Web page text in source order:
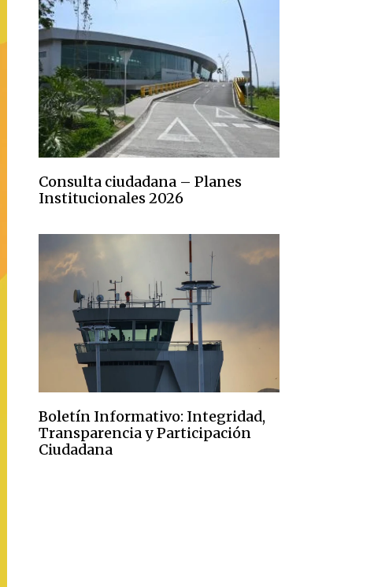
Consulta ciudadana – Planes
Institucionales 2026
Boletín Informativo: Integridad,
Transparencia y Participación
Ciudadana